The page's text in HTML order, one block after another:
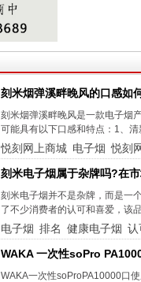
刻米烟弹溪畔晚风的口感如
刻米烟弹溪畔晚风是一款电子烟
可能具有以下口感和特点：1、
悦刻网上商城 电子烟 悦刻
刻米电子烟属于杂牌吗?在
刻米电子烟并不是杂牌，而是一
了不少消费者的认可和喜爱，该
电子烟 排名 健康电子烟 认
WAKA 一次性soPro
WAKA一次性soProPA10000口